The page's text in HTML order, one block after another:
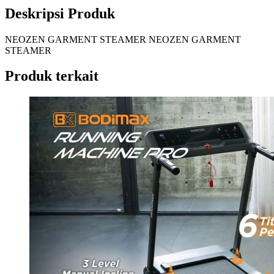
Deskripsi Produk
NEOZEN GARMENT STEAMER NEOZEN GARMENT
STEAMER
Produk terkait